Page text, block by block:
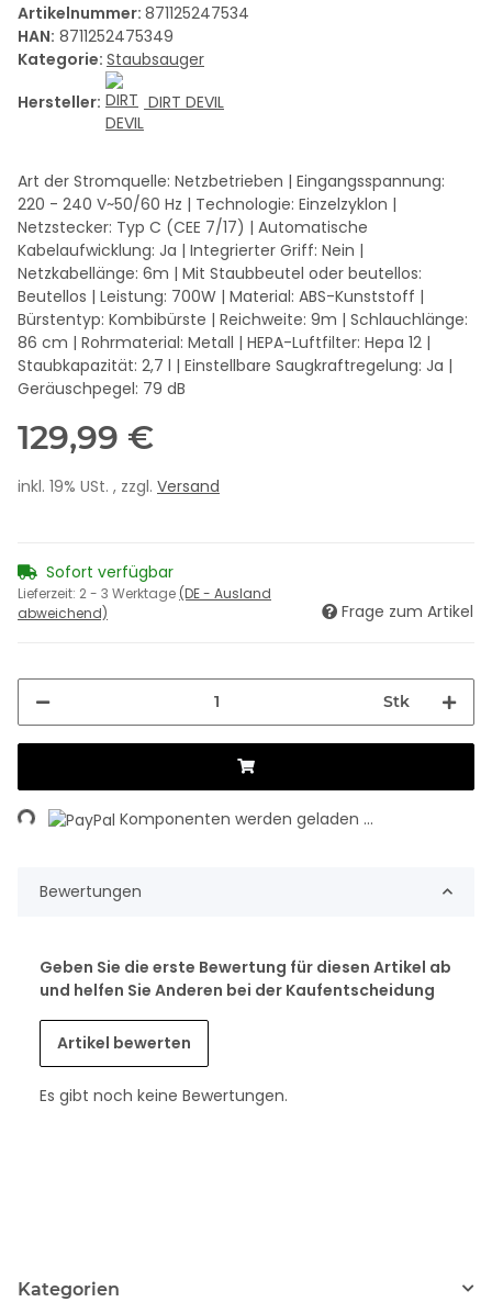
Artikelnummer: 871125247534
HAN: 8711252475349
Kategorie: Staubsauger
Hersteller:
DIRT DEVIL
Art der Stromquelle: Netzbetrieben | Eingangsspannung:
220 - 240 V~50/60 Hz | Technologie: Einzelzyklon |
Netzstecker: Typ C (CEE 7/17) | Automatische
Kabelaufwicklung: Ja | Integrierter Griff: Nein |
Netzkabellänge: 6m | Mit Staubbeutel oder beutellos:
Beutellos | Leistung: 700W | Material: ABS-Kunststoff |
Bürstentyp: Kombibürste | Reichweite: 9m | Schlauchlänge:
86 cm | Rohrmaterial: Metall | HEPA-Luftfilter: Hepa 12 |
Staubkapazität: 2,7 l | Einstellbare Saugkraftregelung: Ja |
Geräuschpegel: 79 dB
129,99 €
inkl. 19% USt. , zzgl. Versand
Sofort verfügbar
Lieferzeit: 2 - 3 Werktage (DE - Ausland
abweichend)
Frage zum Artikel
Stk
Komponenten werden geladen ...
Bewertungen
Geben Sie die erste Bewertung für diesen Artikel ab
und helfen Sie Anderen bei der Kaufentscheidung
Artikel bewerten
Es gibt noch keine Bewertungen.
Kategorien